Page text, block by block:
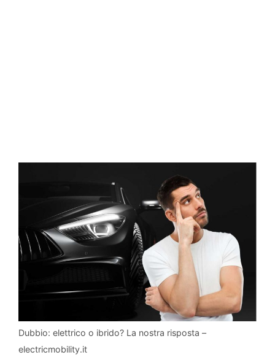
Dubbio: elettrico o ibrido? La nostra risposta –
electricmobility.it